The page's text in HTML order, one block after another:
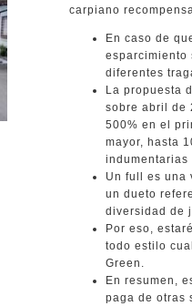
carpiano
En caso de
esparcimiento
diferentes
La propuesta
sobre abril de
500% en el
mayor, hasta
indumentarias
Un full es una
un dueto
diversidad de
Por eso,
todo estilo
Green.
En resumen,
paga de otras